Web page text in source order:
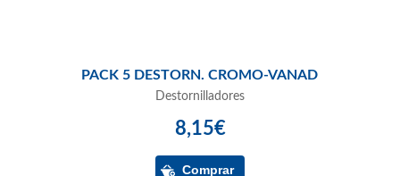
PACK 5 DESTORN. CROMO-VANAD
Destornilladores
8,15€